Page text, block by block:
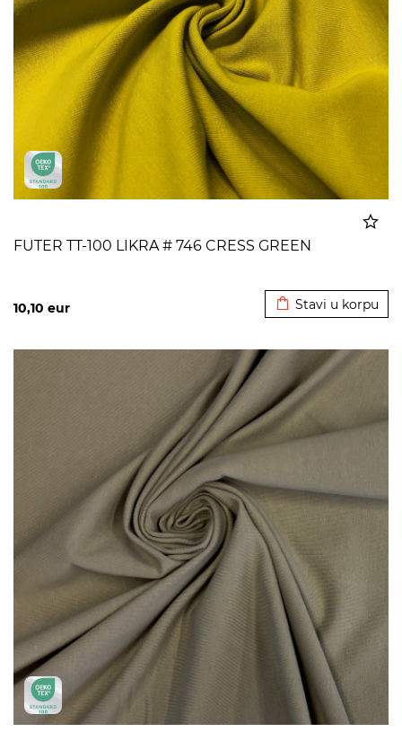
FUTER TT-100 LIKRA # 746 CRESS GREEN
10,10 eur Stavi u korpu